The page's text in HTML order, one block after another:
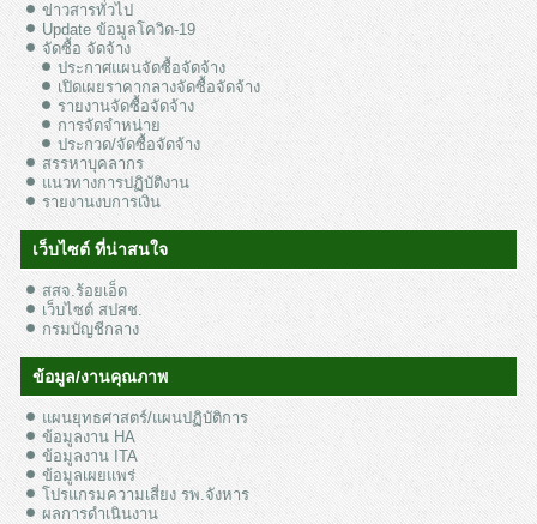
ข่าวสารทั่วไป
Update ข้อมูลโควิด-19
จัดซื้อ จัดจ้าง
ประกาศแผนจัดซื้อจัดจ้าง
เปิดเผยราคากลางจัดซื้อจัดจ้าง
รายงานจัดซื้อจัดจ้าง
การจัดจำหน่าย
ประกวด/จัดซื้อจัดจ้าง
สรรหาบุคลากร
แนวทางการปฏิบัติงาน
รายงานงบการเงิน
เว็บไซต์ ที่น่าสนใจ
สสจ.ร้อยเอ็ด
เว็บไซต์ สปสช.
กรมบัญชีกลาง
ข้อมูล/งานคุณภาพ
แผนยุทธศาสตร์/แผนปฏิบัติการ
ข้อมูลงาน HA
ข้อมูลงาน ITA
ข้อมูลเผยแพร่
โปรแกรมความเสี่ยง รพ.จังหาร
ผลการดำเนินงาน